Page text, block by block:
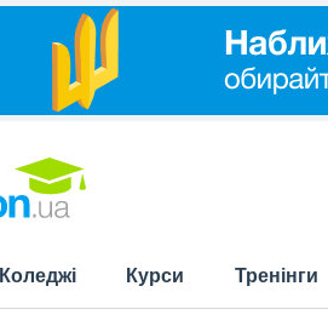
Коледжі Курси Тренінги